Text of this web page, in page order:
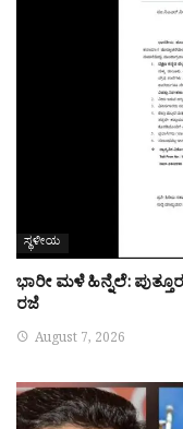
ಸ್ಥಳೀಯ
ಭಾರೀ ಮಳೆ ಹಿನ್ನೆಲೆ:
ರಜೆ
August 7, 2026